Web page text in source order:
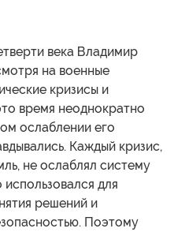
века Владимир
на военные
кризисы и
время неоднократно
ослаблении его
Каждый кризис,
не ослаблял систему
для
решений и
Поэтому